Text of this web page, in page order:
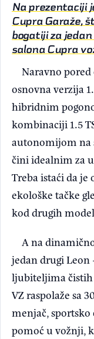
Na prezentaciji
Cupra Garaže,
bogatiji za
salona Cupra
Naravno
osnovna verzija
hibridnim
kombinaciji 1.5
autonomijom na
čini idealnim za
Treba istaći da je
ekološke tačke
kod drugih
A na
jedan drugi
ljubiteljima čistih
VZ raspolaže sa
menjač, sportsko
pomoć u vožnji,